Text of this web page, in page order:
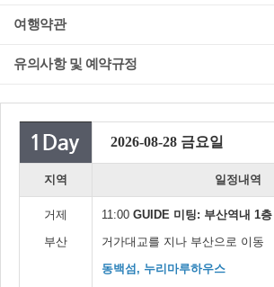
여행약관
유의사항 및 예약규정
2026-08-28 금요일
지역 일정내역
거제
부산
11:00 GUIDE 미팅: 부산역내 1
거가대교를 지나 부산으로 이동
동백섬, 누리마루하우스